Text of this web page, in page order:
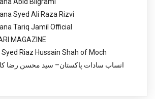
Syed Ali Raza Rizvi
Tariq Jamil Official
MAGAZINE
Syed Riaz Hussain Shah of Moch
انساب سادات پاکستان– سید محسن رضا